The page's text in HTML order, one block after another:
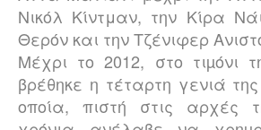
Νικόλ Κίντμαν, την Κίρα
Θερόν και την Τζένιφερ
Μέχρι το 2012, στο τιµόνι
βρέθηκε η τέταρτη γενιά
οποία, πιστή στις αρχές